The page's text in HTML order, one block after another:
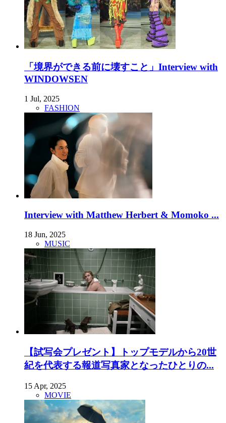
「境界ができる前に壊すこと」Interview with
WINDOWSEN
1 Jul, 2025
FASHION
Interview with Matthew Herbert & Momoko ...
18 Jun, 2025
MUSIC
【試写会プレゼント】トップモデルから20世
紀を代表する報道写真家となったひとりの...
15 Apr, 2025
MOVIE